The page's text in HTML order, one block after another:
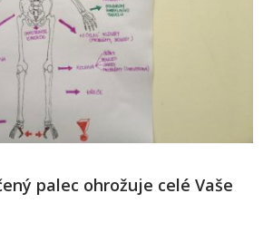
palec ohrožuje celé Vaše